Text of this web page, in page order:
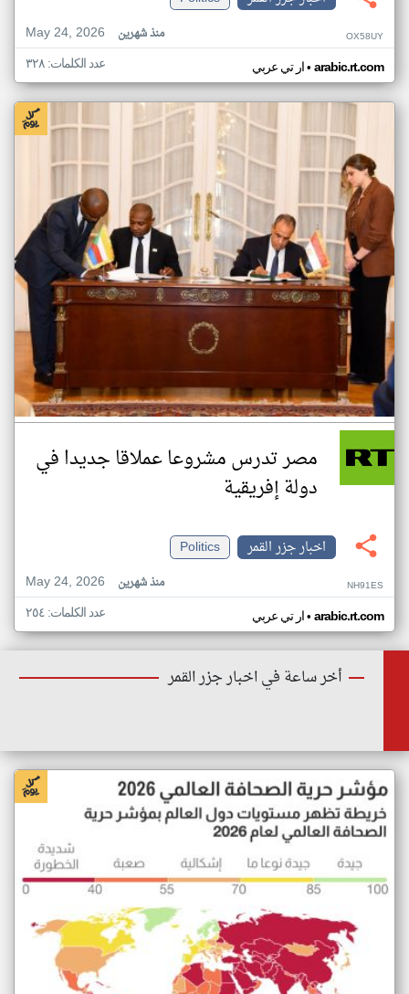
May 24, 2026
منذ شهرين OX58UY
ار تي عربي• arabic.rt.com عدد الكلمات: ٣٢٨
مصر تدرس مشروعا عملاقا جديدا في
دولة إفريقية
اخبار جزر القمر
Politics
May 24, 2026
منذ شهرين NH91ES
ار تي عربي• arabic.rt.com عدد الكلمات: ٢٥٤
أخر ساعة في اخبار جزر القمر